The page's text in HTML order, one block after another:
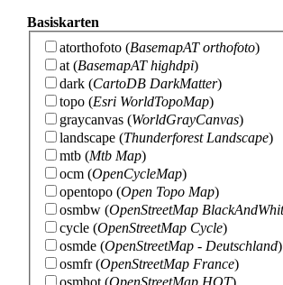
Basiskarten
atorthofoto (BasemapAT orthofoto)
at (BasemapAT highdpi)
dark (CartoDB DarkMatter)
topo (Esri WorldTopoMap)
graycanvas (WorldGrayCanvas)
landscape (Thunderforest Landscape)
mtb (Mtb Map)
ocm (OpenCycleMap)
opentopo (Open Topo Map)
osmbw (OpenStreetMap
cycle (OpenStreetMap Cycle)
osmde (OpenStreetMap - Deutschland)
osmfr(OpenStreetMap France)
osmhot (OpenStreetMap HOT)